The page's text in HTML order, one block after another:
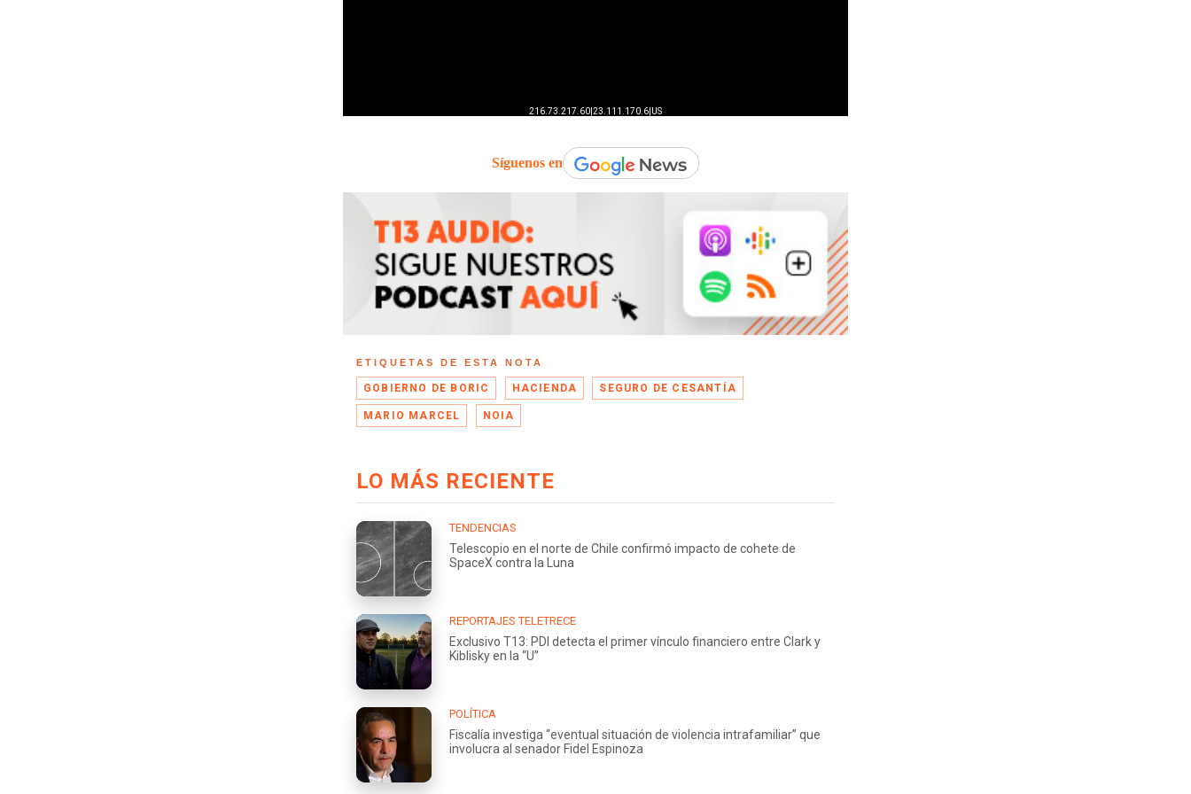
Síguenos en
ETIQUETAS DE ESTA NOTA
GOBIERNO DE BORIC HACIENDA SEGURO DE CESANTÍA
MARIO MARCEL NOIA
LO MÁS RECIENTE
TENDENCIAS
Telescopio en el norte de Chile confirmó impacto de cohete de
SpaceX contra la Luna
REPORTAJES TELETRECE
Exclusivo T13: PDI detecta el primer vínculo financiero entre Clark y
Kiblisky en la “U”
POLÍTICA
Fiscalía investiga “eventual situación de violencia intrafamiliar” que
involucra al senador Fidel Espinoza